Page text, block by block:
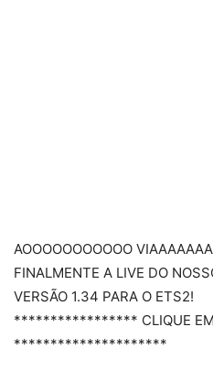
AOOOOOOOOOOO
FINALMENTE A LIVE DO
VERSÃO 1.34 PARA O ETS2!
***************** CLIQUE EM
*********************